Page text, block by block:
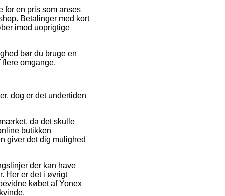
for en pris som anses
Betalinger med kort
imod uoprigtige
bør du bruge en
omgange.
dog er det undertiden
da det skulle
butikken
giver det dig mulighed
der kan have
Her er det i øvrigt
købet af Yonex